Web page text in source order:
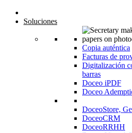
Soluciones
Copia auténtica
Facturas de
Digitalización
barras
Doceo iPDF
Doceo
DoceoStore,
DoceoCRM
DoceoRRHH